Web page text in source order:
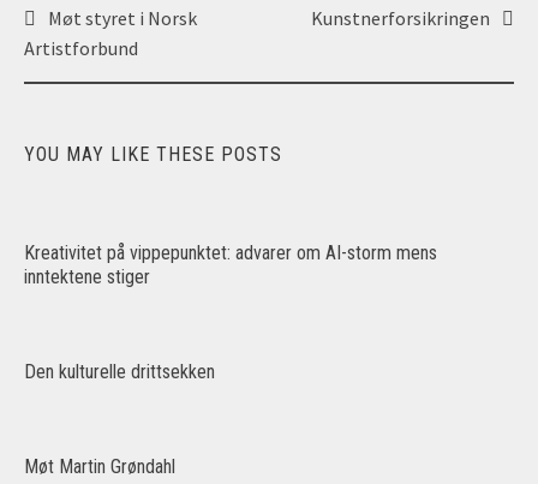
Post
navigation
Møt styret i Norsk
Artistforbund
Kunstnerforsikringen
YOU MAY LIKE THESE POSTS
Kreativitet på vippepunktet: advarer om AI-storm mens
inntektene stiger
Den kulturelle drittsekken
Møt Martin Grøndahl